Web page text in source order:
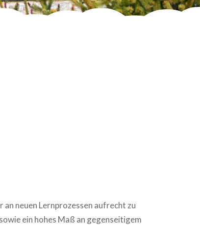
an neuen Lernprozessen aufrecht zu
ein hohes Maß an gegenseitigem